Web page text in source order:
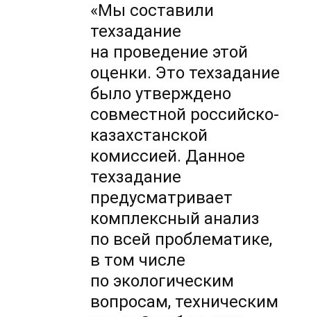
«Мы составили
техзадание
на проведение этой
оценки. Это техзадание
было утверждено
совместной российско-
казахстанской
комиссией. Данное
техзадание
предусматривает
комплексный анализ
по всей проблематике,
в том числе
по экологическим
вопросам, техническим